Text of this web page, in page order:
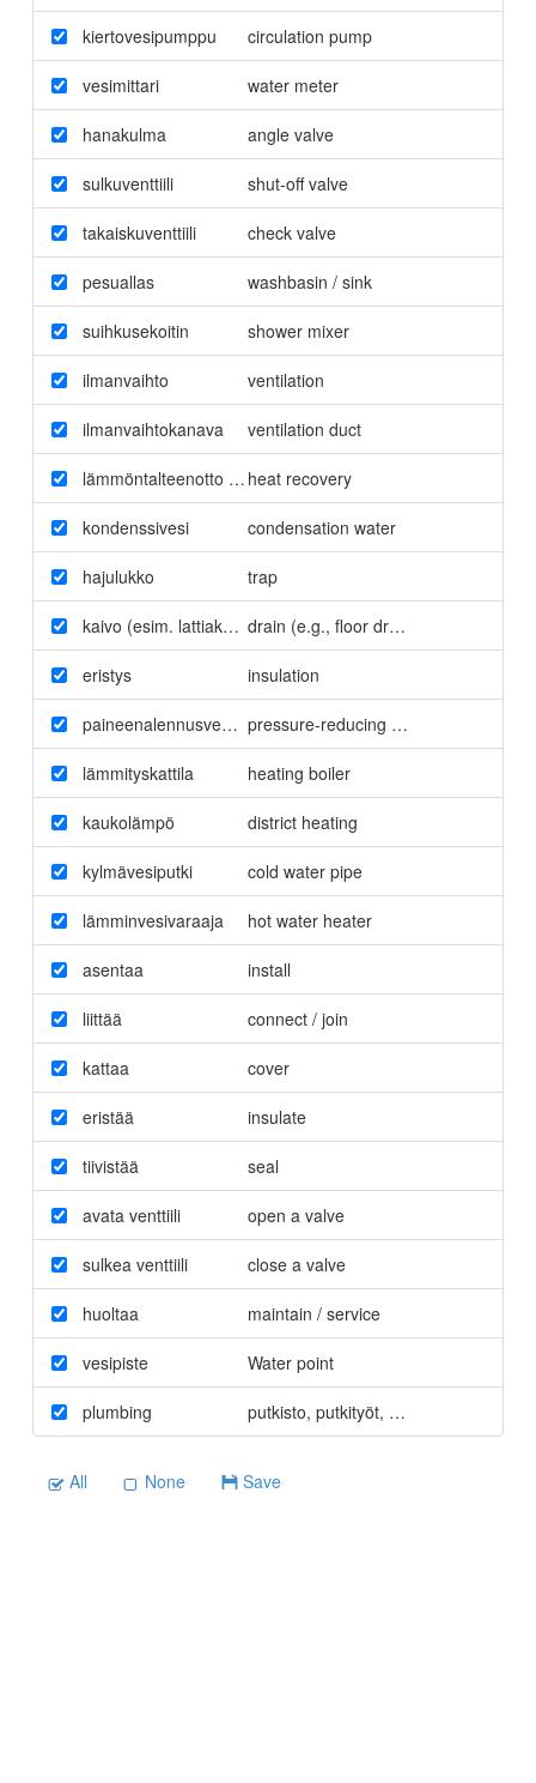
kiertovesipumppu circulation pump
vesimittari water meter
hanakulma angle valve
sulkuventtiili shut-off valve
takaiskuventtiili check valve
pesuallas washbasin / sink
suihkusekoitin shower mixer
ilmanvaihto ventilation
ilmanvaihtokanava ventilation duct
lämmöntalteenotto (LTO)heat recovery
kondenssivesi condensation water
hajulukko trap
kaivo (esim. lattiakaivo)drain (e.g., floor drain)
eristys insulation
paineenalennusventtiilipressure-reducing valve
lämmityskattila heating boiler
kaukolämpö district heating
kylmävesiputki cold water pipe
lämminvesivaraaja hot water heater
asentaa install
liittää connect / join
kattaa cover
eristää insulate
tiivistää seal
avata venttiili open a valve
sulkea venttiili close a valve
huoltaa maintain / service
vesipiste Water point
plumbing putkisto, putkityöt, putkitus
All None Save